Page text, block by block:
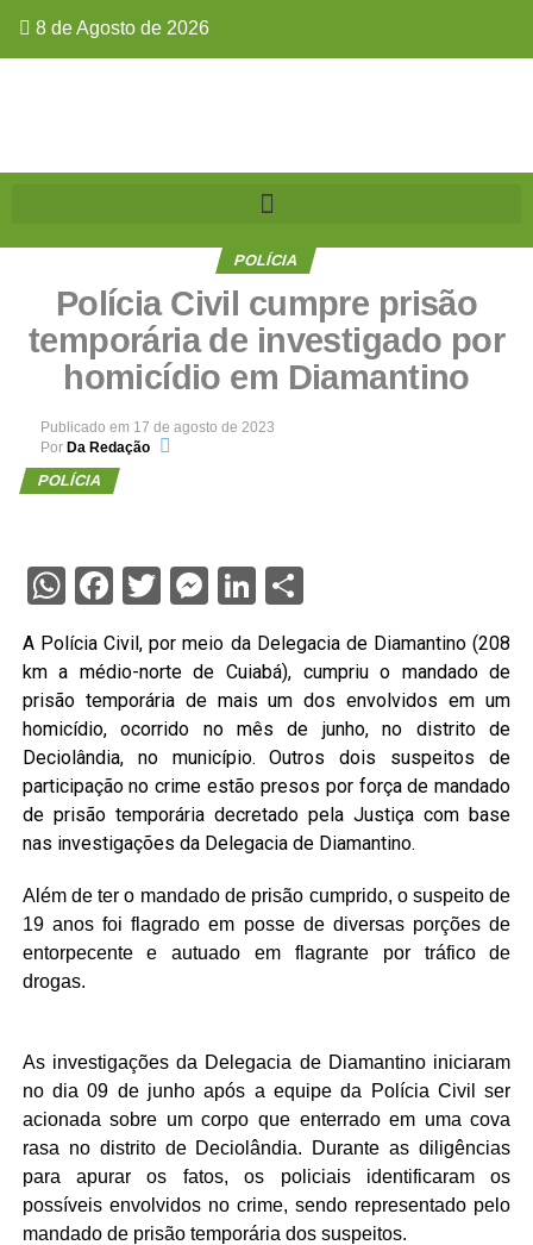
8 de Agosto de 2026
POLÍCIA
Polícia Civil cumpre prisão
temporária de investigado por
homicídio em Diamantino
Publicado em 17 de agosto de 2023
Por Da Redação
POLÍCIA
WhatsApp
Facebook
Twitter
Messenger
LinkedIn
Share
A Polícia Civil, por meio da Delegacia de Diamantino (208
km a médio-norte de Cuiabá), cumpriu o mandado de
prisão temporária de mais um dos envolvidos em um
homicídio, ocorrido no mês de junho, no distrito de
Deciolândia, no município. Outros dois suspeitos de
participação no crime estão presos por força de mandado
de prisão temporária decretado pela Justiça com base
nas investigações da Delegacia de Diamantino.
Além de ter o mandado de prisão cumprido, o suspeito de
19 anos foi flagrado em posse de diversas porções de
entorpecente e autuado em flagrante por tráfico de
drogas.
As investigações da Delegacia de Diamantino iniciaram
no dia 09 de junho após a equipe da Polícia Civil ser
acionada sobre um corpo que enterrado em uma cova
rasa no distrito de Deciolândia. Durante as diligências
para apurar os fatos, os policiais identificaram os
possíveis envolvidos no crime, sendo representado pelo
mandado de prisão temporária dos suspeitos.